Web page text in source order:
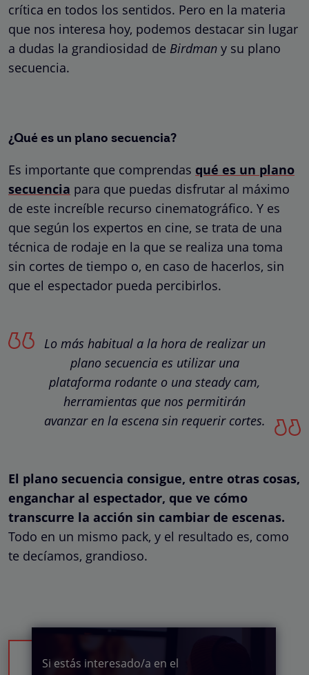
crítica en todos los sentidos. Pero en la materia
que nos interesa hoy, podemos destacar sin lugar
a dudas la grandiosidad de Birdman y su plano
secuencia.
¿Qué es un plano secuencia?
Es importante que comprendas qué es un plano
secuencia para que puedas disfrutar al máximo
de este increíble recurso cinematográfico. Y es
que según los expertos en cine, se trata de una
técnica de rodaje en la que se realiza una toma
sin cortes de tiempo o, en caso de hacerlos, sin
que el espectador pueda percibirlos.
Lo más habitual a la hora de realizar un
plano secuencia es utilizar una
plataforma rodante o una steady cam,
herramientas que nos permitirán
avanzar en la escena sin requerir cortes.
El plano secuencia consigue, entre otras cosas,
enganchar al espectador, que ve cómo
transcurre la acción sin cambiar de escenas.
Todo en un mismo pack, y el resultado es, como
te decíamos, grandioso.
Si estás interesado/a en el